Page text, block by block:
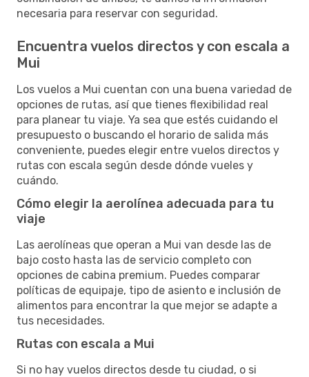
necesaria para reservar con seguridad.
Encuentra vuelos directos y con escala a
Mui
Los vuelos a Mui cuentan con una buena variedad de
opciones de rutas, así que tienes flexibilidad real
para planear tu viaje. Ya sea que estés cuidando el
presupuesto o buscando el horario de salida más
conveniente, puedes elegir entre vuelos directos y
rutas con escala según desde dónde vueles y
cuándo.
Cómo elegir la aerolínea adecuada para tu
viaje
Las aerolíneas que operan a Mui van desde las de
bajo costo hasta las de servicio completo con
opciones de cabina premium. Puedes comparar
políticas de equipaje, tipo de asiento e inclusión de
alimentos para encontrar la que mejor se adapte a
tus necesidades.
Rutas con escala a Mui
Si no hay vuelos directos desde tu ciudad, o si